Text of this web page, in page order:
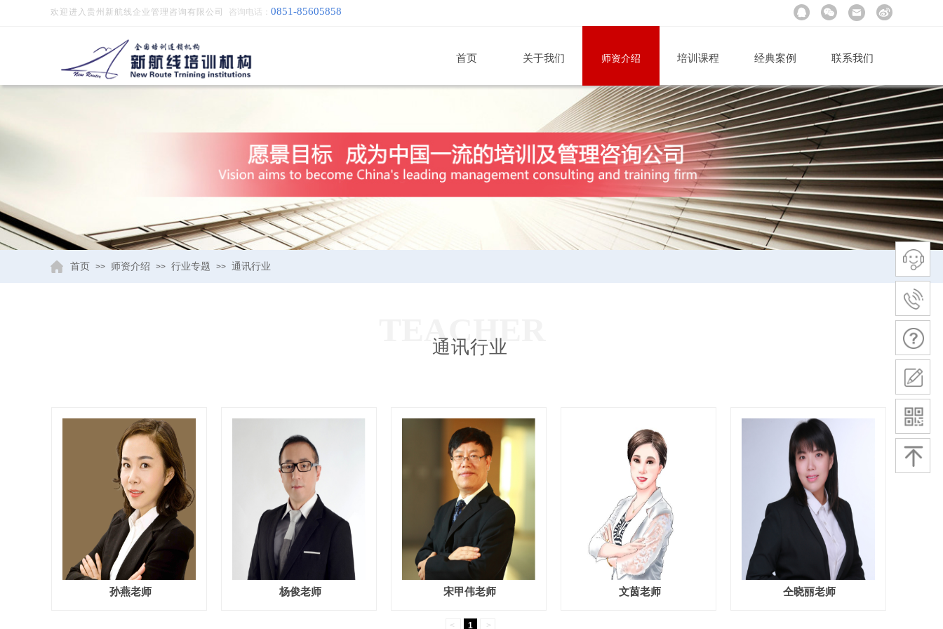
欢迎进入贵州新航线企业管理咨询有限公司 咨询电话： 0851-85605858
首页 关于我们 师资介绍 培训课程 经典案例 联系我们
首页 >> 师资介绍 >> 行业专题 >> 通讯行业
TEACHER
通讯行业
孙燕老师 杨俊老师 宋甲伟老师 文茵老师 仝晓丽老师
< 1 >